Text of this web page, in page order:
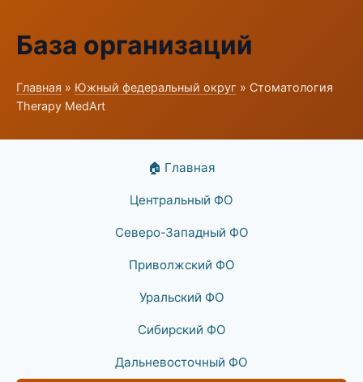
База организаций
Главная » Южный федеральный округ » Стоматология
Therapy MedArt
🏠 Главная
Центральный ФО
Северо-Западный ФО
Приволжский ФО
Уральский ФО
Сибирский ФО
Дальневосточный ФО